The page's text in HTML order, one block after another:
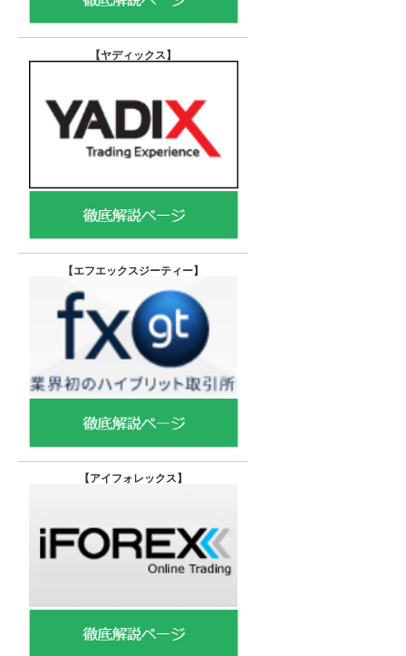
【ヤディックス 】
【エフエックスジーティー】
【アイフォレックス】